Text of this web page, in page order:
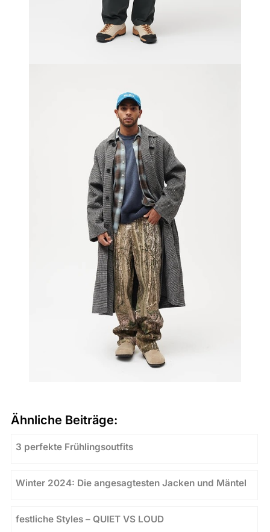
Ähnliche Beiträge:
3 perfekte Frühlingsoutfits
Winter 2024: Die angesagtesten Jacken und Mäntel
festliche Styles – QUIET VS LOUD